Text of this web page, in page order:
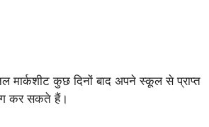
मार्कशीट कुछ दिनों बाद अपने स्कूल से प्राप्त
कर सकते हैं।